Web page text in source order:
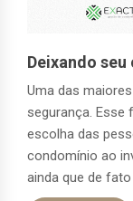
Deixando
Uma das
segurança. Esse
escolha das
condomínio ao
ainda que de fato